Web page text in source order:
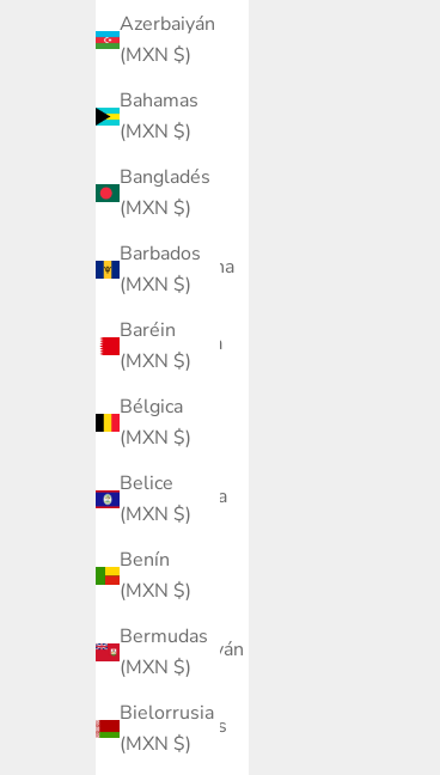
Azerbaiyán
(MXN $)
Bahamas
(MXN $)
Bangladés
(MXN $)
Barbados
(MXN $)
Baréin
(MXN $)
Bélgica
(MXN $)
Belice
(MXN $)
Benín
(MXN $)
Bermudas
(MXN $)
Bielorrusia
(MXN $)
(MXN $)
Saudí
(MXN $)
Argelia
(MXN $)
Argentina
(MXN $)
Armenia
(MXN $)
Aruba
(MXN $)
Australia
(MXN $)
Austria
(MXN $)
Azerbaiyán
(MXN $)
Bahamas
(MXN $)